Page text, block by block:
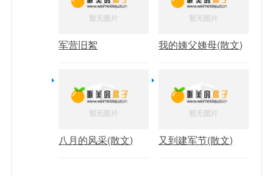
军营旧絮 我的姨父姨母(散文)
八月的风采(散文) 又到建军节(散文)